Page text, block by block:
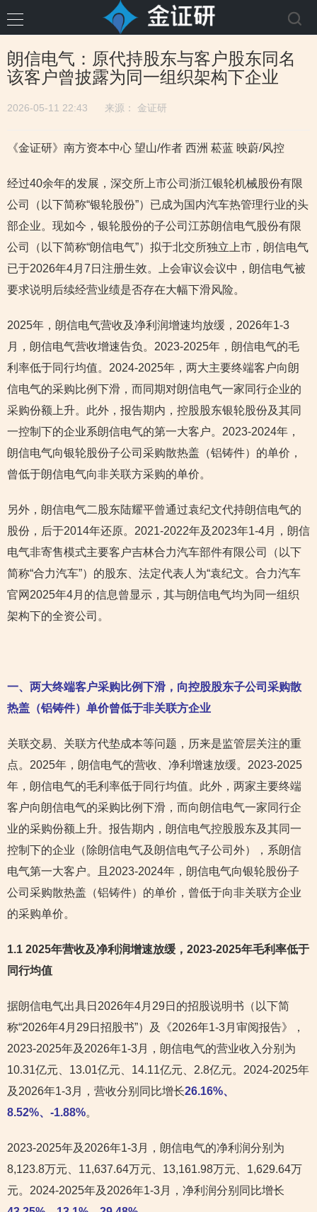
朗信电气：原代持股东与客户股东同名
该客户曾披露为同一组织架构下企业
2026-05-11 22:43 来源： 金证研
《金证研》南方资本中心 望山/作者 西洲 菘蓝 映蔚/风控
经过40余年的发展，深交所上市公司浙江银轮机械股份有限
公司（以下简称“银轮股份”）已成为国内汽车热管理行业的头
部企业。现如今，银轮股份的子公司江苏朗信电气股份有限
公司（以下简称“朗信电气”）拟于北交所独立上市，朗信电气
已于2026年4月7日注册生效。上会审议会议中，朗信电气被
要求说明后续经营业绩是否存在大幅下滑风险。
2025年，朗信电气营收及净利润增速均放缓，2026年1-3
月，朗信电气营收增速告负。2023-2025年，朗信电气的毛
利率低于同行均值。2024-2025年，两大主要终端客户向朗
信电气的采购比例下滑，而同期对朗信电气一家同行企业的
采购份额上升。此外，报告期内，控股股东银轮股份及其同
一控制下的企业系朗信电气的第一大客户。2023-2024年，
朗信电气向银轮股份子公司采购散热盖（铝铸件）的单价，
曾低于朗信电气向非关联方采购的单价。
另外，朗信电气二股东陆耀平曾通过袁纪文代持朗信电气的
股份，后于2014年还原。2021-2022年及2023年1-4月，朗信
电气非寄售模式主要客户吉林合力汽车部件有限公司（以下
简称“合力汽车”）的股东、法定代表人为“袁纪文。合力汽车
官网2025年4月的信息曾显示，其与朗信电气均为同一组织
架构下的全资公司。
一、两大终端客户采购比例下滑，向控股股东子公司采购散
热盖（铝铸件）单价曾低于非关联方企业
关联交易、关联方代垫成本等问题，历来是监管层关注的重
点。2025年，朗信电气的营收、净利增速放缓。2023-2025
年，朗信电气的毛利率低于同行均值。此外，两家主要终端
客户向朗信电气的采购比例下滑，而向朗信电气一家同行企
业的采购份额上升。报告期内，朗信电气控股股东及其同一
控制下的企业（除朗信电气及朗信电气子公司外），系朗信
电气第一大客户。且2023-2024年，朗信电气向银轮股份子
公司采购散热盖（铝铸件）的单价，曾低于向非关联方企业
的采购单价。
1.1 2025年营收及净利润增速放缓，2023-2025年毛利率低于
同行均值
据朗信电气出具日2026年4月29日的招股说明书（以下简
称“2026年4月29日招股书”）及《2026年1-3月审阅报告》，
2023-2025年及2026年1-3月，朗信电气的营业收入分别为
10.31亿元、13.01亿元、14.11亿元、2.8亿元。2024-2025年
及2026年1-3月，营收分别同比增长26.16%、
8.52%、-1.88%。
2023-2025年及2026年1-3月，朗信电气的净利润分别为
8,123.8万元、11,637.64万元、13,161.98万元、1,629.64万
元。2024-2025年及2026年1-3月，净利润分别同比增长